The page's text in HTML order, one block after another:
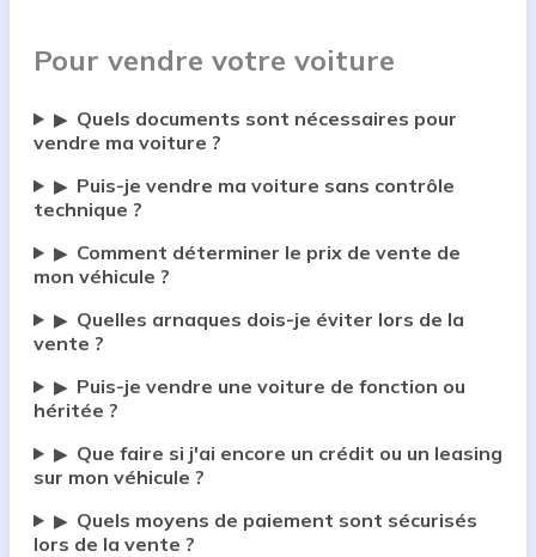
Pour vendre votre voiture
▶ Quels documents sont nécessaires pour
vendre ma voiture ?
▶ Puis-je vendre ma voiture sans contrôle
technique ?
▶ Comment déterminer le prix de vente de
mon véhicule ?
▶ Quelles arnaques dois-je éviter lors de la
vente ?
▶ Puis-je vendre une voiture de fonction ou
héritée ?
▶ Que faire si j'ai encore un crédit ou un leasing
sur mon véhicule ?
▶ Quels moyens de paiement sont sécurisés
lors de la vente ?